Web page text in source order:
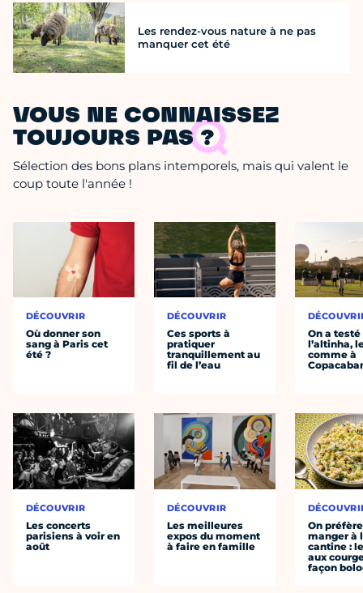
Les rendez-vous nature à ne pas
manquer cet été
VOUS NE CONNAISSEZ
TOUJOURS PAS ?
Sélection des bons plans intemporels, mais qui valent le
coup toute l'année !
DÉCOUVRIR
Où donner son
sang à Paris cet
été ?
DÉCOUVRIR
Les concerts
parisiens à voir en
août
DÉCOUVRIR
Ces sports à
pratiquer
tranquillement au
fil de l’eau
DÉCOUVRIR
Les meilleures
expos du moment
à faire en famille
On a testé
l’altinha,
comme à
On préfère
manger à
cantine :
aux
façon